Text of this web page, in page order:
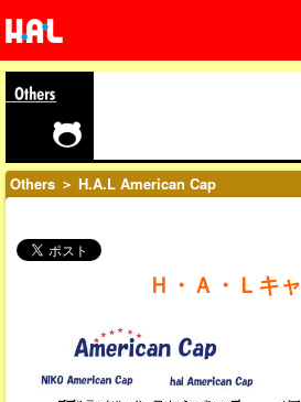
Others ＞ H.A.L American Cap
Ｈ・Ａ・Ｌキ